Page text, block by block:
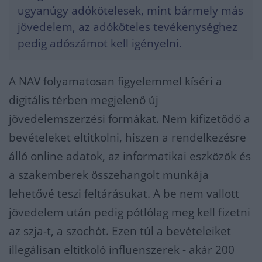
ugyanúgy adókötelesek, mint bármely más
jövedelem, az adóköteles tevékenységhez
pedig adószámot kell igényelni.
A NAV folyamatosan figyelemmel kíséri a
digitális térben megjelenő új
jövedelemszerzési formákat. Nem kifizetődő a
bevételeket eltitkolni, hiszen a rendelkezésre
álló online adatok, az informatikai eszközök és
a szakemberek összehangolt munkája
lehetővé teszi feltárásukat. A be nem vallott
jövedelem után pedig pótlólag meg kell fizetni
az szja-t, a szochót. Ezen túl a bevételeiket
illegálisan eltitkoló influenszerek - akár 200